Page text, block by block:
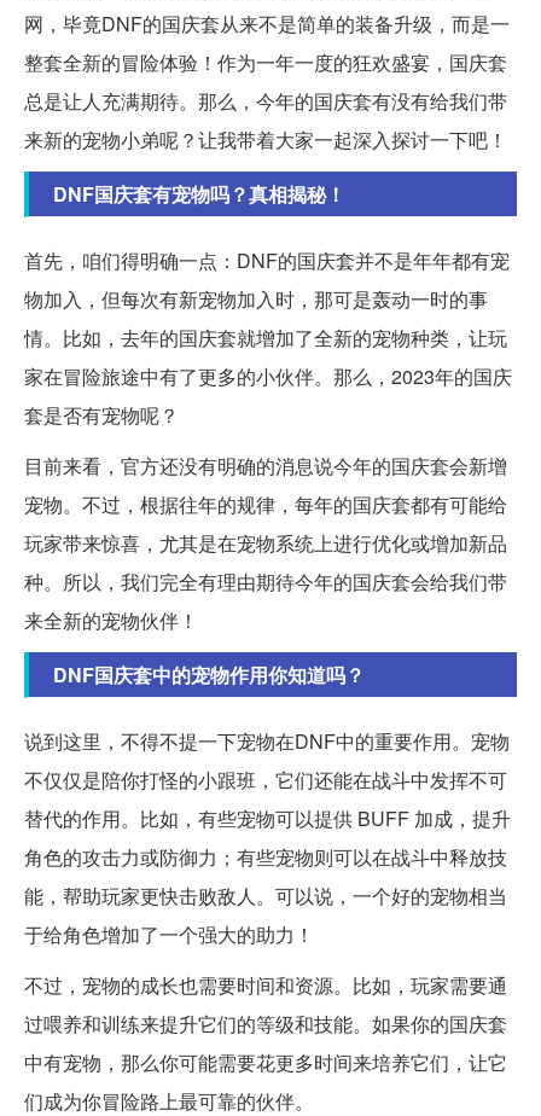
网，毕竟DNF的国庆套从来不是简单的装备升级，而是一
整套全新的冒险体验！作为一年一度的狂欢盛宴，国庆套
总是让人充满期待。那么，今年的国庆套有没有给我们带
来新的宠物小弟呢？让我带着大家一起深入探讨一下吧！
DNF国庆套有宠物吗？真相揭秘！
首先，咱们得明确一点：DNF的国庆套并不是年年都有宠
物加入，但每次有新宠物加入时，那可是轰动一时的事
情。比如，去年的国庆套就增加了全新的宠物种类，让玩
家在冒险旅途中有了更多的小伙伴。那么，2023年的国庆
套是否有宠物呢？
目前来看，官方还没有明确的消息说今年的国庆套会新增
宠物。不过，根据往年的规律，每年的国庆套都有可能给
玩家带来惊喜，尤其是在宠物系统上进行优化或增加新品
种。所以，我们完全有理由期待今年的国庆套会给我们带
来全新的宠物伙伴！
DNF国庆套中的宠物作用你知道吗？
说到这里，不得不提一下宠物在DNF中的重要作用。宠物
不仅仅是陪你打怪的小跟班，它们还能在战斗中发挥不可
替代的作用。比如，有些宠物可以提供 BUFF 加成，提升
角色的攻击力或防御力；有些宠物则可以在战斗中释放技
能，帮助玩家更快击败敌人。可以说，一个好的宠物相当
于给角色增加了一个强大的助力！
不过，宠物的成长也需要时间和资源。比如，玩家需要通
过喂养和训练来提升它们的等级和技能。如果你的国庆套
中有宠物，那么你可能需要花更多时间来培养它们，让它
们成为你冒险路上最可靠的伙伴。